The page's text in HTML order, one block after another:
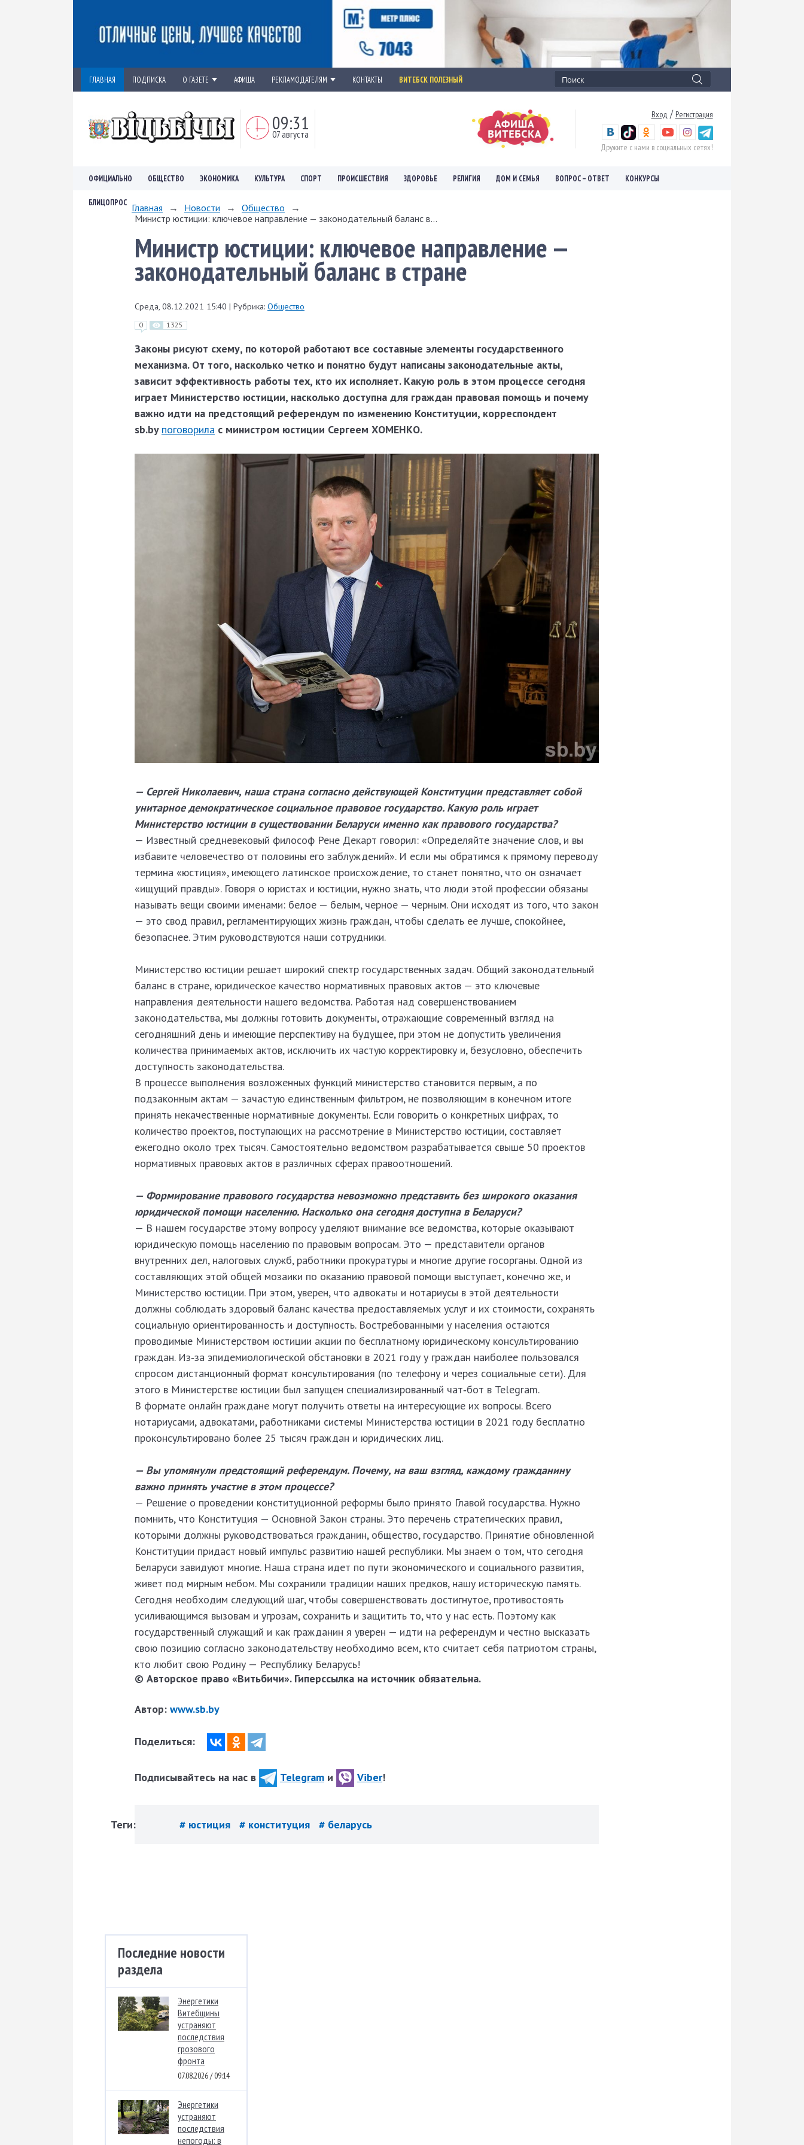
ГЛАВНАЯ ПОДПИСКА О ГАЗЕТЕ АФИША РЕКЛАМОДАТЕЛЯМ КОНТАКТЫ ВИТЕБСК ПОЛЕЗНЫЙ
09:31
07 августа
Вход / Регистрация
Дружите с нами в социальных сетях!
ОФИЦИАЛЬНО ОБЩЕСТВО ЭКОНОМИКА КУЛЬТУРА СПОРТ ПРОИСШЕСТВИЯ ЗДОРОВЬЕ РЕЛИГИЯ ДОМ И СЕМЬЯ ВОПРОС – ОТВЕТ КОНКУРСЫ
БЛИЦОПРОС Главная → Новости → Общество
→
Министр юстиции: ключевое направление — законодательный баланс в...
Министр юстиции: ключевое направление —
законодательный баланс в стране
Среда, 08.12.2021 15:40 | Рубрика: Общество
0 1325
Законы рисуют схему, по которой работают все составные элементы государственного
механизма. От того, насколько четко и понятно будут написаны законодательные акты,
зависит эффективность работы тех, кто их исполняет. Какую роль в этом процессе сегодня
играет Министерство юстиции, насколько доступна для граждан правовая помощь и почему
важно идти на предстоящий референдум по изменению Конституции, корреспондент
sb.by поговорила с министром юстиции Сергеем ХОМЕНКО.
— Сергей Николаевич, наша страна согласно действующей Конституции представляет собой
унитарное демократическое социальное правовое государство. Какую роль играет
Министерство юстиции в существовании Беларуси именно как правового государства?
— Известный средневековый философ Рене Декарт говорил: «Определяйте значение слов, и вы
избавите человечество от половины его заблуждений». И если мы обратимся к прямому переводу
термина «юстиция», имеющего латинское происхождение, то станет понятно, что он означает
«ищущий правды». Говоря о юристах и юстиции, нужно знать, что люди этой профессии обязаны
называть вещи своими именами: белое — белым, черное — черным. Они исходят из того, что закон
— это свод правил, регламентирующих жизнь граждан, чтобы сделать ее лучше, спокойнее,
безопаснее. Этим руководствуются наши сотрудники.
Министерство юстиции решает широкий спектр государственных задач. Общий законодательный
баланс в стране, юридическое качество нормативных правовых актов — это ключевые
направления деятельности нашего ведомства. Работая над совершенствованием
законодательства, мы должны готовить документы, отражающие современный взгляд на
сегодняшний день и имеющие перспективу на будущее, при этом не допустить увеличения
количества принимаемых актов, исключить их частую корректировку и, безусловно, обеспечить
доступность законодательства.
В процессе выполнения возложенных функций министерство становится первым, а по
подзаконным актам — зачастую единственным фильтром, не позволяющим в конечном итоге
принять некачественные нормативные документы. Если говорить о конкретных цифрах, то
количество проектов, поступающих на рассмотрение в Министерство юстиции, составляет
ежегодно около трех тысяч. Самостоятельно ведомством разрабатывается свыше 50 проектов
нормативных правовых актов в различных сферах правоотношений.
— Формирование правового государства невозможно представить без широкого оказания
юридической помощи населению. Насколько она сегодня доступна в Беларуси?
— В нашем государстве этому вопросу уделяют внимание все ведомства, которые оказывают
юридическую помощь населению по правовым вопросам. Это — представители органов
внутренних дел, налоговых служб, работники прокуратуры и многие другие госорганы. Одной из
составляющих этой общей мозаики по оказанию правовой помощи выступает, конечно же, и
Министерство юстиции. При этом, уверен, что адвокаты и нотариусы в этой деятельности
должны соблюдать здоровый баланс качества предоставляемых услуг и их стоимости, сохранять
социальную ориентированность и доступность. Востребованными у населения остаются
проводимые Министерством юстиции акции по бесплатному юридическому консультированию
граждан. Из‑за эпидемиологической обстановки в 2021 году у граждан наиболее пользовался
спросом дистанционный формат консультирования (по телефону и через социальные сети). Для
этого в Министерстве юстиции был запущен специализированный чат‑бот в Telegram.
В формате онлайн граждане могут получить ответы на интересующие их вопросы. Всего
нотариусами, адвокатами, работниками системы Министерства юстиции в 2021 году бесплатно
проконсультировано более 25 тысяч граждан и юридических лиц.
— Вы упомянули предстоящий референдум. Почему, на ваш взгляд, каждому гражданину
важно принять участие в этом процессе?
— Решение о проведении конституционной реформы было принято Главой государства. Нужно
помнить, что Конституция — Основной Закон страны. Это перечень стратегических правил,
которыми должны руководствоваться гражданин, общество, государство. Принятие обновленной
Конституции придаст новый импульс развитию нашей республики. Мы знаем о том, что сегодня
Беларуси завидуют многие. Наша страна идет по пути экономического и социального развития,
живет под мирным небом. Мы сохранили традиции наших предков, нашу историческую память.
Сегодня необходим следующий шаг, чтобы совершенствовать достигнутое, противостоять
усиливающимся вызовам и угрозам, сохранить и защитить то, что у нас есть. Поэтому как
государственный служащий и как гражданин я уверен — идти на референдум и честно высказать
свою позицию согласно законодательству необходимо всем, кто считает себя патриотом страны,
кто любит свою Родину — Республику Беларусь!
© Авторское право «Витьбичи». Гиперссылка на источник обязательна.
Автор: www.sb.by
Поделиться:
Подписывайтесь на нас в Telegram и Viber!
Теги: # юстиция # конституция # беларусь
Последние новости
раздела
Энергетики
Витебщины
устраняют
последствия
грозового
фронта
07.08.2026 / 09:14
Энергетики
устраняют
последствия
непогоды: в